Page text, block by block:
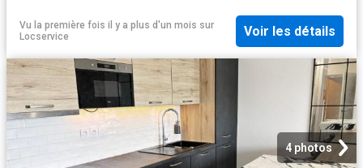
Vu la première fois il y a plus d'un mois sur
Locservice
Voir les détails
4 photos